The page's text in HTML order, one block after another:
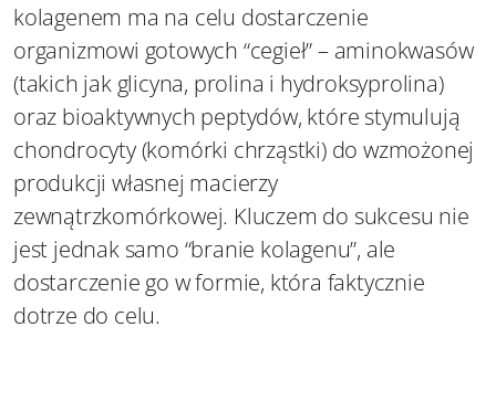
kolagenem ma na celu dostarczenie
organizmowi gotowych “cegieł” – aminokwasów
(takich jak glicyna, prolina i hydroksyprolina)
oraz bioaktywnych peptydów, które stymulują
chondrocyty (komórki chrząstki) do wzmożonej
produkcji własnej macierzy
zewnątrzkomórkowej. Kluczem do sukcesu nie
jest jednak samo “branie kolagenu”, ale
dostarczenie go w formie, która faktycznie
dotrze do celu.